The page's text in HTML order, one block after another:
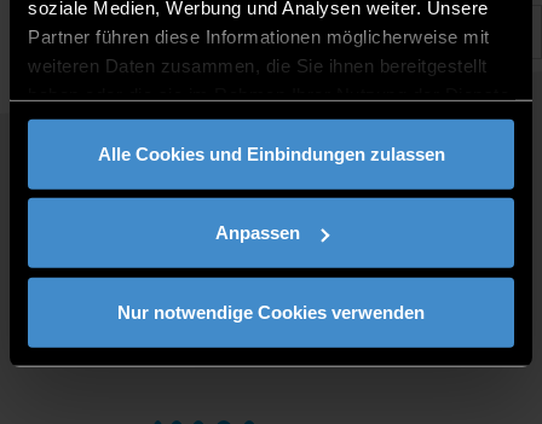
soziale Medien, Werbung und Analysen weiter. Unsere
Partner führen diese Informationen möglicherweise mit
weiteren Daten zusammen, die Sie ihnen bereitgestellt
gesammelt haben.
Alle Cookies und Einbindungen zulassen
Anpassen
Nur notwendige Cookies verwenden
QUICKLINKS
FOR BUSINESSES
DIRECTIONS